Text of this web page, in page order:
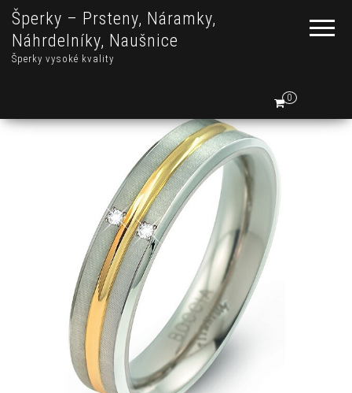
Šperky – Prsteny, Náramky,
Náhrdelníky, Naušnice
Šperky vysoké kvality
0